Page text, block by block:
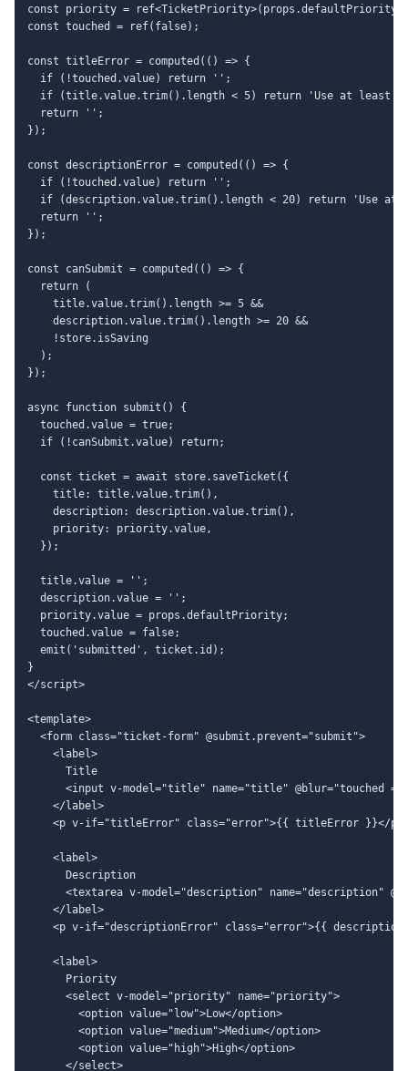
const priority =
const touched = ref(false);
const titleError = computed(() => {
  if (!touched.value) return '';
if (title.value.trim().length < 5) return 'Use at least 5
  return '';
});
const descriptionError = computed(() => {
  if (!touched.value) return '';
if (description.value.trim().length < 20) return 'Use at
  return '';
});
const canSubmit = computed(() => {
  return (
    title.value.trim().length >= 5 &&
    description.value.trim().length >= 20 &&
    !store.isSaving
  );
});
async function submit() {
  touched.value = true;
  if (!canSubmit.value) return;
  const ticket = await store.saveTicket({
    title: title.value.trim(),
    description: description.value.trim(),
    priority: priority.value,
  });
  title.value = '';
  description.value = '';
  priority.value = props.defaultPriority;
  touched.value = false;
  emit('submitted', ticket.id);
}
</script>
<template>
  <form class="ticket-form" @submit.prevent="submit">
    <label>
      Title
<input v-model="title" name="title" @blur="touched =
    </label>
    <p v-if="titleError" class="error">{{ titleError }}</p>
    <label>
      Description
<textarea v-model="description" name="description"
    </label>
<p v-if="descriptionError" class="error">{{
    <label>
      Priority
      <select v-model="priority" name="priority">
        <option value="low">Low</option>
        <option value="medium">Medium</option>
        <option value="high">High</option>
      </select>